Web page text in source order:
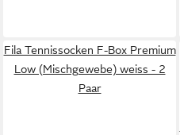
Fila Tennissocken F-Box Premium
Low (Mischgewebe) weiss - 2
Paar